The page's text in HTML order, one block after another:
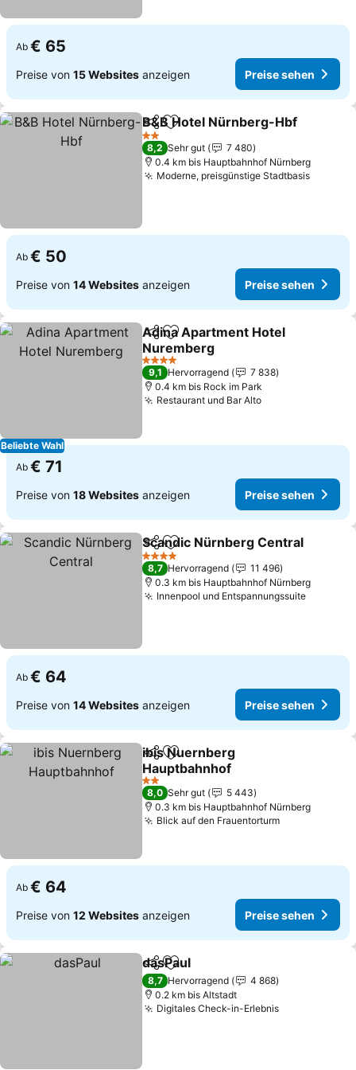
Ab € 65
Preise von 15 Websites anzeigen Preise sehen
TeilenZu Favoriten hinzufügen
B&B Hotel Nürnberg-Hbf
2 Sterne
8,2 Sehr gut
7 480
0.4 km bis Hauptbahnhof Nürnberg
Moderne, preisgünstige StadtbasisPreise
Ab € 50
Preise von 14 Websites anzeigen Preise sehen
Beliebte Wahl
TeilenZu Favoriten hinzufügen
Adina Apartment Hotel
Nuremberg
Preise sehen
4 Sterne
9,1 Hervorragend
7 838
0.4 km bis Rock im Park
Restaurant und Bar AltoPreise sehen
Ab € 71
Preise von 18 Websites anzeigen Preise sehen
TeilenZu Favoriten hinzufügen
Scandic Nürnberg Central
4 Sterne
8,7 Hervorragend
11 496
0.3 km bis Hauptbahnhof Nürnberg
Innenpool und EntspannungssuitePreise
Ab € 64
Preise von 14 Websites anzeigen Preise sehen
TeilenZu Favoriten hinzufügen
ibis Nuernberg
Hauptbahnhof
Preise sehen
2 Sterne
8,0 Sehr gut
5 443
0.3 km bis Hauptbahnhof Nürnberg
Blick auf den FrauentorturmPreise sehen
Ab € 64
Preise von 12 Websites anzeigen Preise sehen
TeilenZu Favoriten hinzufügen
dasPaul
8,7 Hervorragend
4 868
0.2 km bis Altstadt
Digitales Check-in-ErlebnisPreise sehen